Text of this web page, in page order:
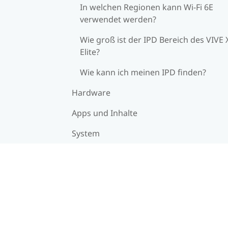
In welchen Regionen kann Wi-Fi 6E
verwendet werden?
Wie groß ist der IPD Bereich des VIVE
Elite?
Wie kann ich meinen IPD finden?
Hardware
Apps und Inhalte
System